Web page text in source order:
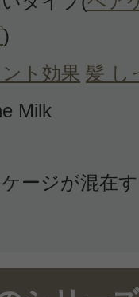
ングケア/トリ
ヘア/ボリュ
方ではなく
ごく安いとは
)
ト効果 髪 し
Milk
ージが混在